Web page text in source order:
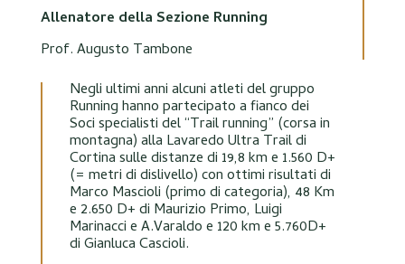
Allenatore della Sezione Running
Prof. Augusto Tambone
Negli ultimi anni alcuni atleti del gruppo
Running hanno partecipato a fianco dei
Soci specialisti del “Trail running” (corsa in
montagna) alla Lavaredo Ultra Trail di
Cortina sulle distanze di 19,8 km e 1.560 D+
(= metri di dislivello) con ottimi risultati di
Marco Mascioli (primo di categoria), 48 Km
e 2.650 D+ di Maurizio Primo, Luigi
Marinacci e A.Varaldo e 120 km e 5.760D+
di Gianluca Cascioli.